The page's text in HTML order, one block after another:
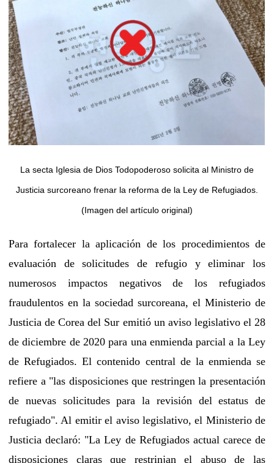
La secta Iglesia de Dios Todopoderoso solicita al Ministro de
Justicia surcoreano frenar la reforma de la Ley de Refugiados.
(Imagen del artículo original)
Para fortalecer la aplicación de los procedimientos de
evaluación de solicitudes de refugio y eliminar los
numerosos impactos negativos de los refugiados
fraudulentos en la sociedad surcoreana, el Ministerio de
Justicia de Corea del Sur emitió un aviso legislativo el 28
de diciembre de 2020 para una enmienda parcial a la Ley
de Refugiados. El contenido central de la enmienda se
refiere a "las disposiciones que restringen la presentación
de nuevas solicitudes para la revisión del estatus de
refugiado". Al emitir el aviso legislativo, el Ministerio de
Justicia declaró: "La Ley de Refugiados actual carece de
disposiciones claras que restrinjan el abuso de las